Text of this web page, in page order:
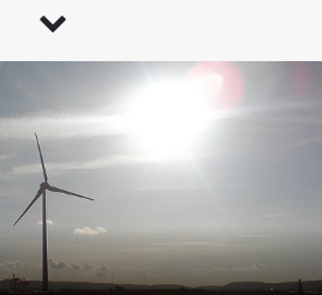
ik over duurzame
die ik behandel
van ontgassen door
lopende serie), duurzaam
energie. In dat laatste
jaar artikelen van Craig
Energiewende vertaald,
van de auteur.